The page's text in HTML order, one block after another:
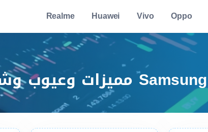
Oppo
Vivo
Huawei
Realme